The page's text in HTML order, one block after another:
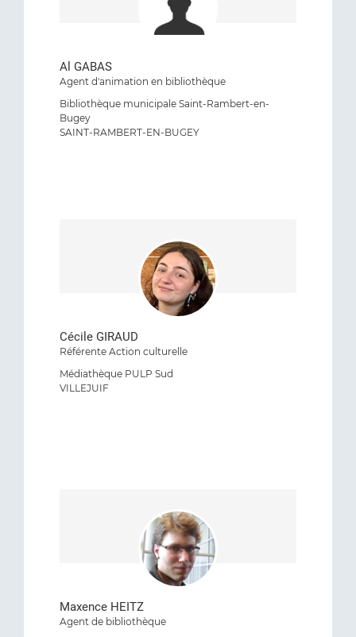
Al GABAS
Agent d'animation en bibliothèque
Bibliothèque municipale Saint-Rambert-en-
Bugey
SAINT-RAMBERT-EN-BUGEY
Cécile GIRAUD
Référente Action culturelle
Médiathèque PULP Sud
VILLEJUIF
Maxence HEITZ
Agent de bibliothèque